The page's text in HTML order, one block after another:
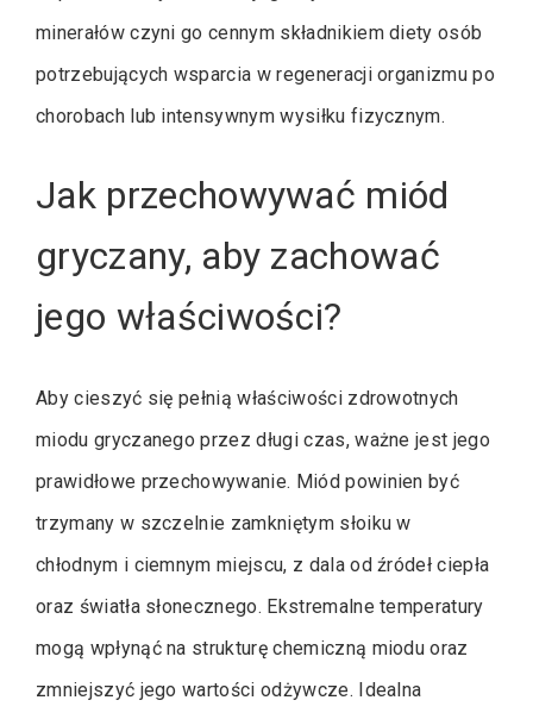
minerałów czyni go cennym składnikiem diety osób
potrzebujących wsparcia w regeneracji organizmu po
chorobach lub intensywnym wysiłku fizycznym.
Jak przechowywać miód
gryczany, aby zachować
jego właściwości?
Aby cieszyć się pełnią właściwości zdrowotnych
miodu gryczanego przez długi czas, ważne jest jego
prawidłowe przechowywanie. Miód powinien być
trzymany w szczelnie zamkniętym słoiku w
chłodnym i ciemnym miejscu, z dala od źródeł ciepła
oraz światła słonecznego. Ekstremalne temperatury
mogą wpłynąć na strukturę chemiczną miodu oraz
zmniejszyć jego wartości odżywcze. Idealna